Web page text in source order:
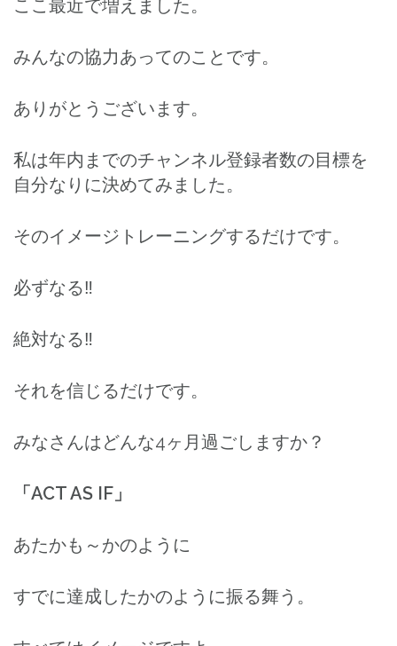
ここ最近で増えました。
みんなの協力あってのことです。
ありがとうございます。
私は年内までのチャンネル登録者数の目標を
自分なりに決めてみました。
そのイメージトレーニングするだけです。
必ずなる‼️
絶対なる‼️
それを信じるだけです。
みなさんはどんな4ヶ月過ごしますか？
「ACT AS IF」
あたかも～かのように
すでに達成したかのように振る舞う。